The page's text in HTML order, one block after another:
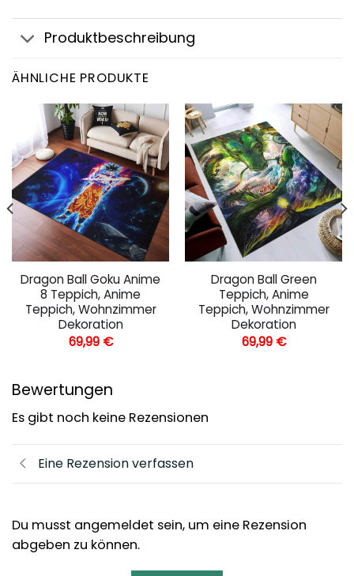
Produktbeschreibung
ÄHNLICHE PRODUKTE
Dragon Ball Goku Anime
8 Teppich, Anime
Teppich, Wohnzimmer
Dekoration
69,99 €
Dragon Ball Green
Teppich, Anime
Teppich, Wohnzimmer
Dekoration
69,99 €
Bewertungen
Es gibt noch keine Rezensionen
Eine Rezension verfassen
Du musst angemeldet sein, um eine Rezension
abgeben zu können.